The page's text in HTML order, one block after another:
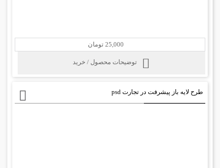
25,000 تومان
توضیحات محصول / خرید
طرح لایه باز پیشرفت در تجارت psd